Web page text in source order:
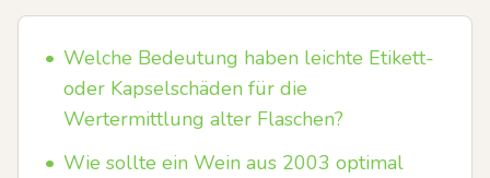
• Welche Bedeutung haben leichte Etikett-
oder Kapselschäden für die
Wertermittlung alter Flaschen?
• Wie sollte ein Wein aus 2003 optimal